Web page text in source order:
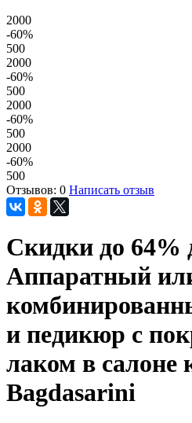
2000
-60%
500
2000
-60%
500
2000
-60%
500
2000
-60%
500
Отзывов: 0 Написать отзыв
Скидки до 64%
Аппаратный
и педикюр с
лаком в салоне
Bagdasarini